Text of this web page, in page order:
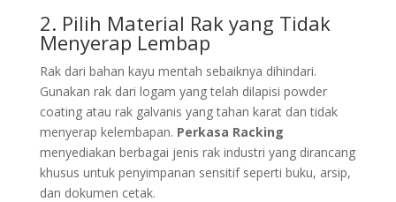
2. Pilih Material Rak yang Tidak
Menyerap Lembap
Rak dari bahan kayu mentah sebaiknya dihindari.
Gunakan rak dari logam yang telah dilapisi powder
coating atau rak galvanis yang tahan karat dan tidak
menyerap kelembapan. Perkasa Racking
menyediakan berbagai jenis rak industri yang dirancang
khusus untuk penyimpanan sensitif seperti buku, arsip,
dan dokumen cetak.